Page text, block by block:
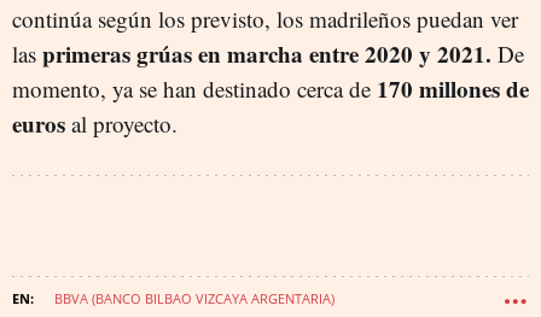
continúa según los previsto, los madrileños puedan ver
las primeras grúas en marcha entre 2020 y 2021. De
momento, ya se han destinado cerca de 170 millones de
euros al proyecto.
BBVA (BANCO BILBAO VIZCAYA ARGENTARIA)